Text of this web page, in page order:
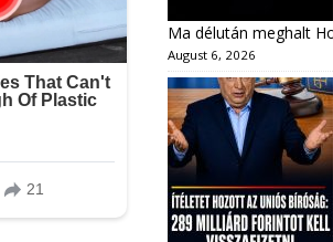
Ma délután meghalt
August 6, 2026